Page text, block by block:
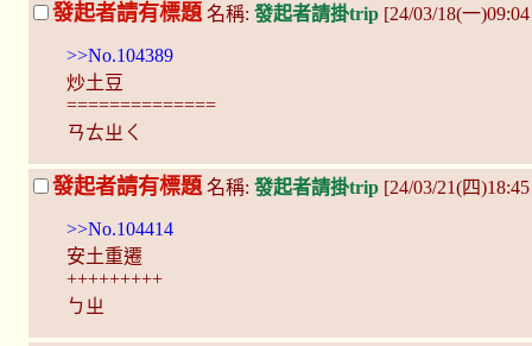
發起者請有標題名稱: 發起者請掛trip [24/03/18(一
>>No.104389
炒土豆
==============
ㄢㄊㄓㄑ
發起者請有標題 名稱: 發起者請掛trip [24/03/21(四
>>No.104414
安土重遷
+++++++++
ㄅㄓ